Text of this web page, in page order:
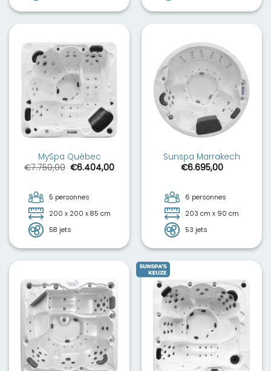
MySpa Québec
€7.750,00 Le
€7.750,00.
€6.404,00Le
5 personnes
200 x 200 x 85 cm
58 jets
Sunspa Marrakech
€6.695,00
6 personnes
203 cm x 90 cm
53 jets